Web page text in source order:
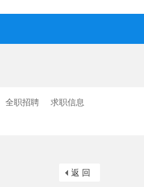
全职招聘
求职信息
返 回